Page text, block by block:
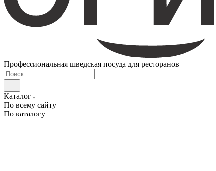
Профессиональная шведская посуда для ресторанов
Каталог
По всему сайту
По каталогу